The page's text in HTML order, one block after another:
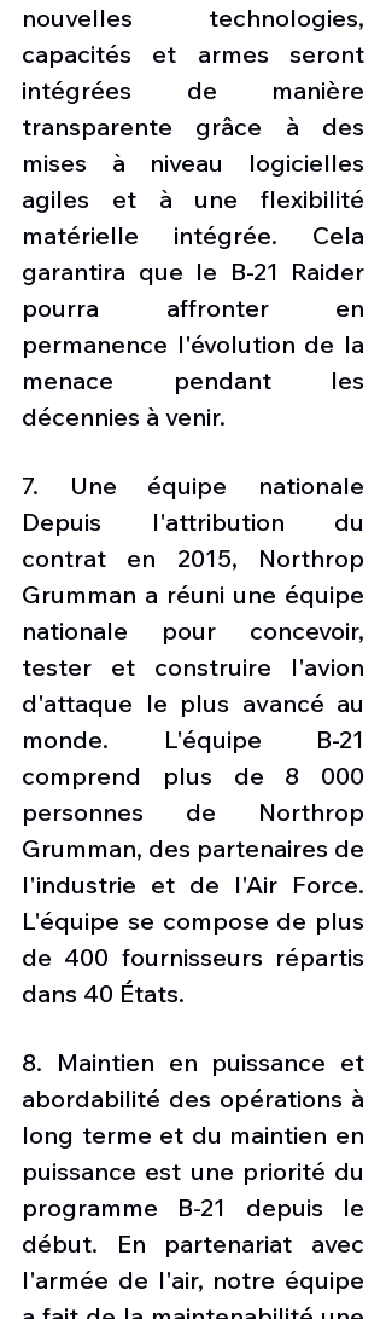
nouvelles technologies,
capacités et armes seront
intégrées de manière
transparente grâce à des
mises à niveau logicielles
agiles et à une flexibilité
matérielle intégrée. Cela
garantira que le B-21 Raider
pourra affronter en
permanence l'évolution de la
menace pendant les
décennies à venir.
7. Une équipe nationale
Depuis l'attribution du
contrat en 2015, Northrop
Grumman a réuni une équipe
nationale pour concevoir,
tester et construire l'avion
d'attaque le plus avancé au
monde. L'équipe B-21
comprend plus de 8 000
personnes de Northrop
Grumman, des partenaires de
l'industrie et de l'Air Force.
L'équipe se compose de plus
de 400 fournisseurs répartis
dans 40 États.
8. Maintien en puissance et
abordabilité des opérations à
long terme et du maintien en
puissance est une priorité du
programme B-21 depuis le
début. En partenariat avec
l'armée de l'air, notre équipe